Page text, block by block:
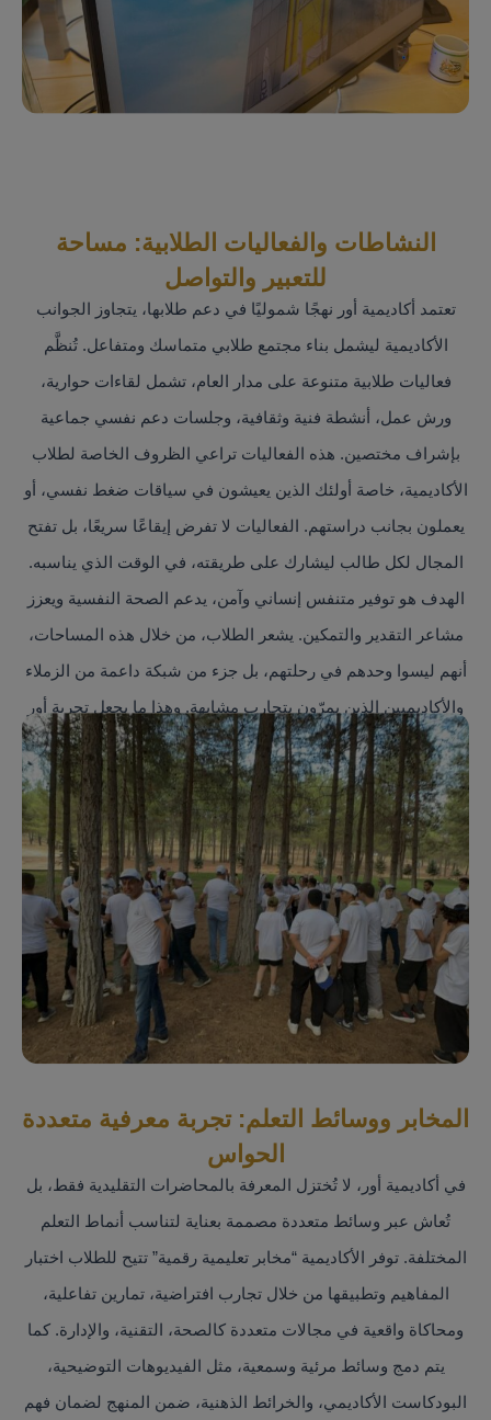
النشاطات والفعاليات الطلابية: مساحة
للتعبير والتواصل
تعتمد أكاديمية أور نهجًا شموليًا في دعم طلابها، يتجاوز الجوانب
الأكاديمية ليشمل بناء مجتمع طلابي متماسك ومتفاعل. تُنظَّم
فعاليات طلابية متنوعة على مدار العام، تشمل لقاءات حوارية،
ورش عمل، أنشطة فنية وثقافية، وجلسات دعم نفسي جماعية
بإشراف مختصين. هذه الفعاليات تراعي الظروف الخاصة لطلاب
الأكاديمية، خاصة أولئك الذين يعيشون في سياقات ضغط نفسي، أو
يعملون بجانب دراستهم. الفعاليات لا تفرض إيقاعًا سريعًا، بل تفتح
المجال لكل طالب ليشارك على طريقته، في الوقت الذي يناسبه.
الهدف هو توفير متنفس إنساني وآمن، يدعم الصحة النفسية ويعزز
مشاعر التقدير والتمكين. يشعر الطلاب، من خلال هذه المساحات،
أنهم ليسوا وحدهم في رحلتهم، بل جزء من شبكة داعمة من الزملاء
والأكاديميين الذين يمرّون بتجارب مشابهة. وهذا ما يجعل تجربة أور
فريدة: تعليم يراعي الإنسان قبل المقرر.
المخابر ووسائط التعلم: تجربة معرفية متعددة
الحواس
في أكاديمية أور، لا تُختزل المعرفة بالمحاضرات التقليدية فقط، بل
تُعاش عبر وسائط متعددة مصممة بعناية لتناسب أنماط التعلم
المختلفة. توفر الأكاديمية “مخابر تعليمية رقمية” تتيح للطلاب اختبار
المفاهيم وتطبيقها من خلال تجارب افتراضية، تمارين تفاعلية،
ومحاكاة واقعية في مجالات متعددة كالصحة، التقنية، والإدارة. كما
يتم دمج وسائط مرئية وسمعية، مثل الفيديوهات التوضيحية،
البودكاست الأكاديمي، والخرائط الذهنية، ضمن المنهج لضمان فهم